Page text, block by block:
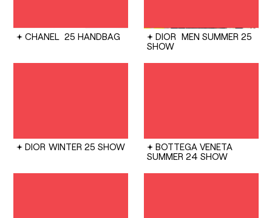
CHANEL 25 HANDBAG DIOR MEN SUMMER 25
SHOW
DIOR WINTER 25 SHOW
BOTTEGA VENETA
SUMMER 24 SHOW